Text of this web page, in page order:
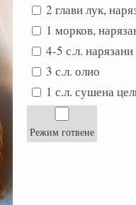
2 глави лук,
1 морков,
4-5 с.л.
3 с.л. олио
1 с.л. сушена
Режим готвене